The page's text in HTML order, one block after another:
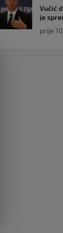
Vučić
je
prije